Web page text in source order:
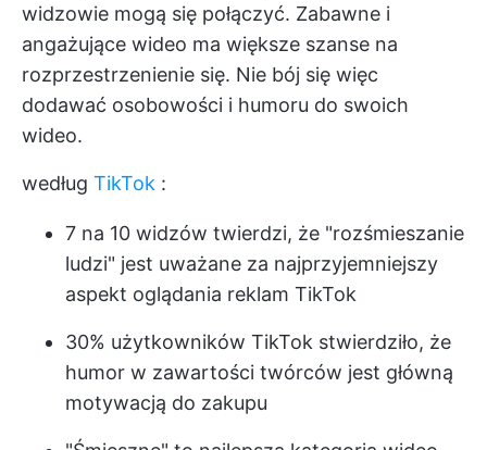
widzowie mogą się połączyć. Zabawne i
angażujące wideo ma większe szanse na
rozprzestrzenienie się. Nie bój się więc
dodawać osobowości i humoru do swoich
wideo.
według TikTok :
7 na 10 widzów twierdzi, że "rozśmieszanie
ludzi" jest uważane za najprzyjemniejszy
aspekt oglądania reklam TikTok
30% użytkowników TikTok stwierdziło, że
humor w zawartości twórców jest główną
motywacją do zakupu